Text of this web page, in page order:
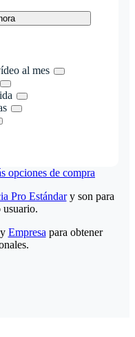
al mes
opciones de compra
Pro Estándary son para
usuario.
Empresa para obtener